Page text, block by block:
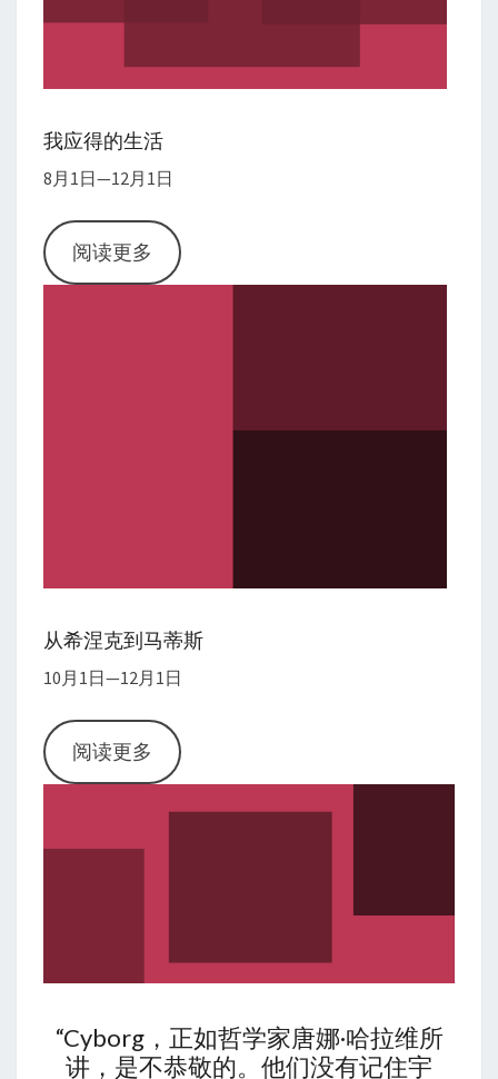
我应得的生活
8月1日—12月1日
阅读更多
从希涅克到马蒂斯
10月1日—12月1日
阅读更多
“Cyborg，正如哲学家唐娜·哈拉维所
讲，是不恭敬的。他们没有记住宇